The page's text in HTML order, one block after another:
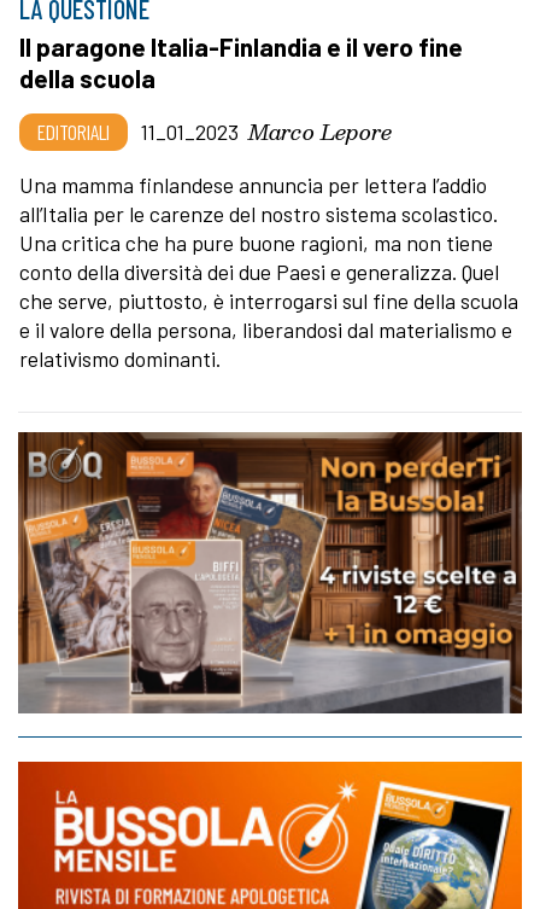
LA QUESTIONE
Il paragone Italia-Finlandia e il vero fine
della scuola
EDITORIALI 11_01_2023 Marco Lepore
Una mamma finlandese annuncia per lettera l’addio
all’Italia per le carenze del nostro sistema scolastico.
Una critica che ha pure buone ragioni, ma non tiene
conto della diversità dei due Paesi e generalizza. Quel
che serve, piuttosto, è interrogarsi sul fine della scuola
e il valore della persona, liberandosi dal materialismo e
relativismo dominanti.